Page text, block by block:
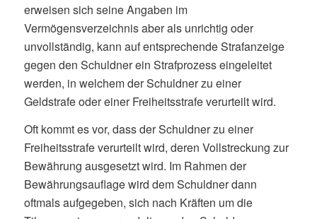
erweisen sich seine Angaben im
Vermögensverzeichnis aber als unrichtig oder
unvollständig, kann auf entsprechende Strafanzeige
gegen den Schuldner ein Strafprozess eingeleitet
werden, in welchem der Schuldner zu einer
Geldstrafe oder einer Freiheitsstrafe verurteilt wird.
Oft kommt es vor, dass der Schuldner zu einer
Freiheitsstrafe verurteilt wird, deren Vollstreckung zur
Bewährung ausgesetzt wird. Im Rahmen der
Bewährungsauflage wird dem Schuldner dann
oftmals aufgegeben, sich nach Kräften um die